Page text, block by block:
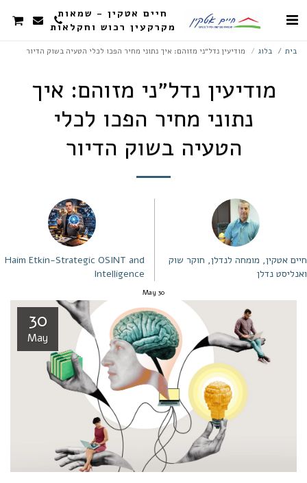
חיים אטקין - שמאות
מקרקעין רכוש וחקלאות
בית בלוג מודיעין נדל״ני מזוהם: איך נתוני מחיר הפכו לכלי הטעיה בשוק הדיור
מודיעין נדל״ני מזוהם: איך
נתוני מחיר הפכו לכלי
הטעיה בשוק הדיור
חיים אטקין, מומחה לנדלן, חוקר שוק
ואנליסט נדלן
Haim Etkin-Strategic OSINT and
Intelligence
30
May
30
May